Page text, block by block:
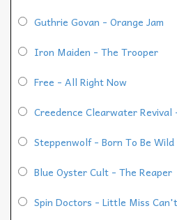
Guthrie Govan - Orange Jam
Iron Maiden - The Trooper
Free - All Right Now
Creedence Clearwater
Steppenwolf - Born To Be Wild
Blue Oyster Cult - The Reaper
Spin Doctors - Little Miss